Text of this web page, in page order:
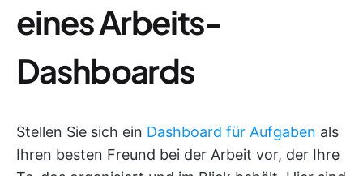
eines Arbeits-
Dashboards
Stellen Sie sich ein Dashboard für Aufgaben als
Ihren besten Freund bei der Arbeit vor, der Ihre